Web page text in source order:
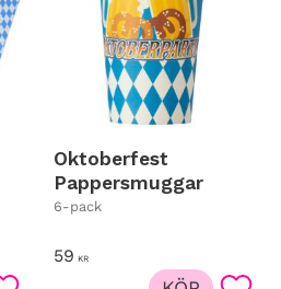
Oktoberfest
Pappersmuggar
6-pack
59 KR